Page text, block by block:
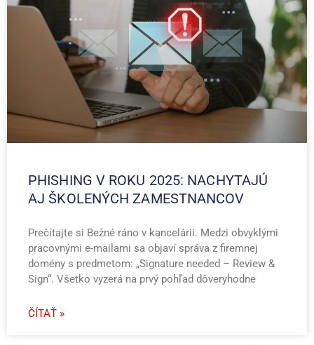
PHISHING V ROKU 2025: NACHYTAJÚ
AJ ŠKOLENÝCH ZAMESTNANCOV
Prečítajte si Bežné ráno v kancelárii. Medzi obvyklými
pracovnými e-mailami sa objaví správa z firemnej
domény s predmetom: „Signature needed – Review &
Sign“. Všetko vyzerá na prvý pohľad dôveryhodne
ČÍTAŤ »